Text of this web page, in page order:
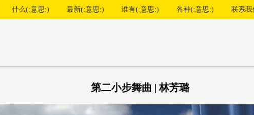
什么(:意思:) 最新(:意思:) 谁有(:意思:) 各种(:意思:) 联系我
第二小步舞曲 | 林芳璐